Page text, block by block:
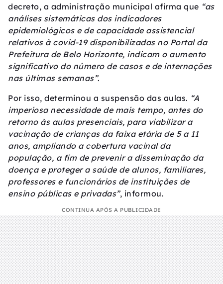
decreto, a administração municipal afirma que “as
análises sistemáticas dos indicadores
epidemiológicos e de capacidade assistencial
relativos à covid-19 disponibilizadas no Portal da
Prefeitura de Belo Horizonte, indicam o aumento
significativo do número de casos e de internações
nas últimas semanas”.
Por isso, determinou a suspensão das aulas. “A
imperiosa necessidade de mais tempo, antes do
retorno às aulas presenciais, para viabilizar a
vacinação de crianças da faixa etária de 5 a 11
anos, ampliando a cobertura vacinal da
população, a fim de prevenir a disseminação da
doença e proteger a saúde de alunos, familiares,
professores e funcionários de instituições de
ensino públicas e privadas”, informou.
CONTINUA APÓS A PUBLICIDADE